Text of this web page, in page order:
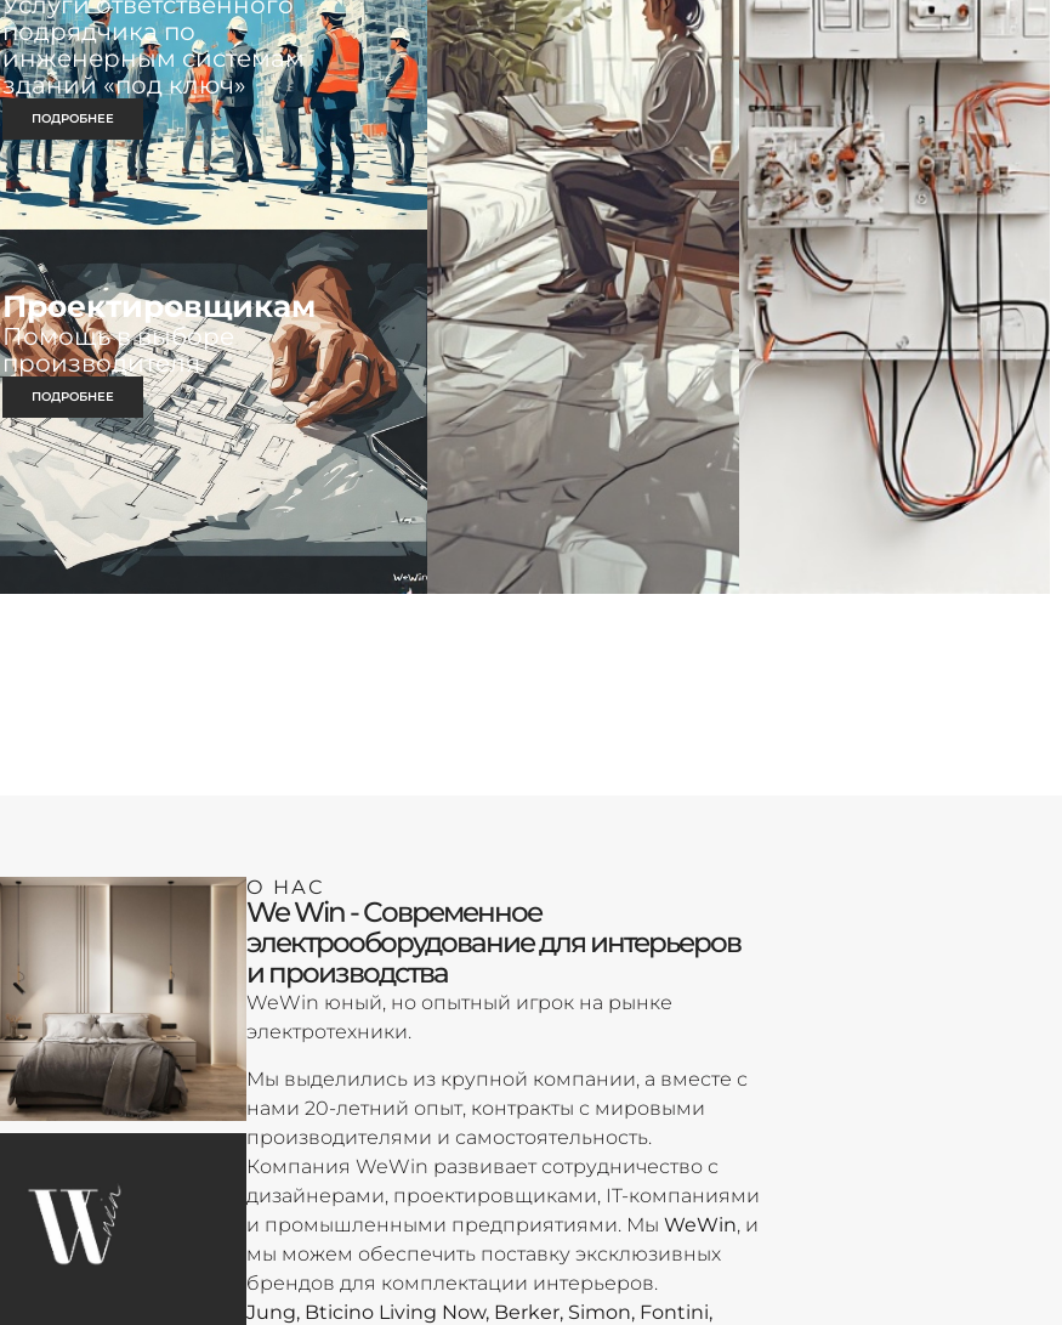
подрядчика по
инженерным системам
зданий «под ключ»
ПОДРОБНЕЕ
Проектировщикам
Помощь в выборе
производителя.
ПОДРОБНЕЕ
О НАС
We Win - Современное
электрооборудование для интерьеров
и производства
WeWin юный, но опытный игрок на рынке
электротехники.
Мы выделились из крупной компании, а вместе с
нами 20-летний опыт, контракты с мировыми
производителями и самостоятельность.
Компания WeWin развивает сотрудничество с
дизайнерами, проектировщиками, IT-компаниями
и промышленными предприятиями. Мы WeWin, и
мы можем обеспечить поставку эксклюзивных
брендов для комплектации интерьеров.
Jung, Bticino Living Now, Berker, Simon, Fontini,